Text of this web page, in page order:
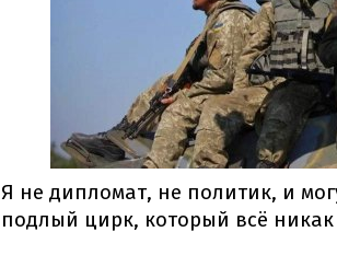
Я не дипломат, не политик, и
подлый цирк, который всё никак